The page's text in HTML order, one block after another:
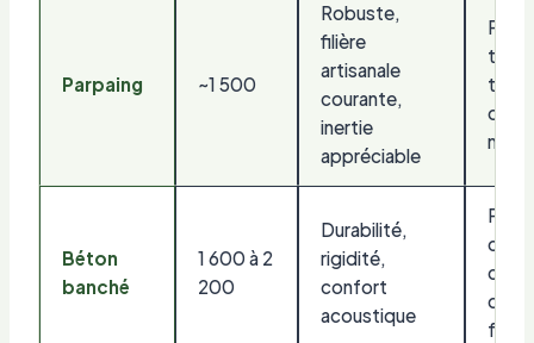
Parpaing ~1 500
Robuste,
filière
artisanale
courante,
inertie
appréciable
de
Béton
banché
1 600 à 2
200
Durabilité,
rigidité,
confort
acoustique
de